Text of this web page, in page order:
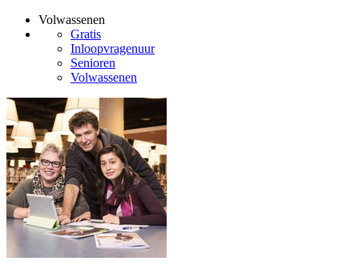
Volwassenen
Gratis
Inloopvragenuur
Senioren
Volwassenen